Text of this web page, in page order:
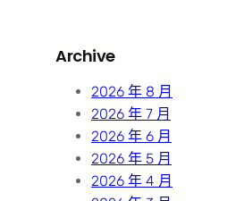
c
Archive
2026 年 8 月
2026 年 7 月
2026 年 6 月
2026 年 5 月
2026 年 4 月